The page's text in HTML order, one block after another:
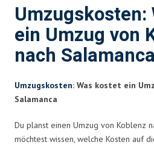
Umzugskosten:
ein Umzug von
nach Salamanca
Umzugskosten: Was kostet ein
Salamanca
Du planst einen Umzug von Koblenz
möchtest wissen, welche Kosten auf